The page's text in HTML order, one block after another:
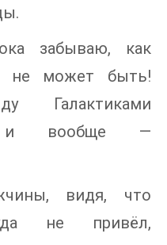
забываю, как
не может быть!
Галактиками
и вообще —
видя, что
не привёл,